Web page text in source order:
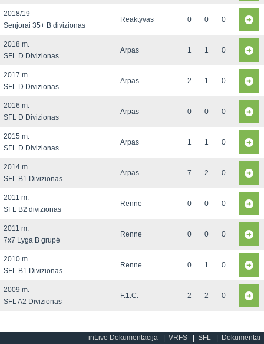
2018/19
Senjorai 35+ B divizionas
Reaktyvas 0 0 0
2018 m.
SFL D Divizionas
Arpas 1 1 0
2017 m.
SFL D Divizionas
Arpas 2 1 0
2016 m.
SFL D Divizionas
Arpas 0 0 0
2015 m.
SFL D Divizionas
Arpas 1 1 0
2014 m.
SFL B1 Divizionas
Arpas 7 2 0
2011 m.
SFL B2 divizionas
Renne 0 0 0
2011 m.
7x7 Lyga B grupė
Renne 0 0 0
2010 m.
SFL B1 Divizionas
Renne 0 1 0
2009 m.
SFL A2 Divizionas
F.1.C. 2 2 0
inLive Dokumentacija VRFS SFL Dokumentai